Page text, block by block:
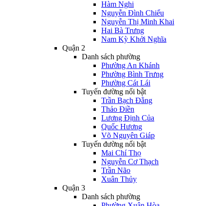
Hàm Nghi
Nguyễn Đình Chiểu
Nguyễn Thị Minh Khai
Hai Bà Trưng
Nam Kỳ Khởi Nghĩa
Quận 2
Danh sách phường
Phường An Khánh
Phường Bình Trưng
Phường Cát Lái
Tuyến đường nổi bật
Trần Bạch Đằng
Thảo Điền
Lương Định Của
Quốc Hương
Võ Nguyên Giáp
Tuyến đường nổi bật
Mai Chí Thọ
Nguyễn Cơ Thạch
Trần Não
Xuân Thủy
Quận 3
Danh sách phường